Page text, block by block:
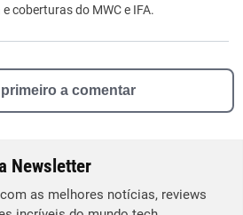
coberturas do MWC e IFA.
a comentar
Newsletter
as melhores notícias, reviews